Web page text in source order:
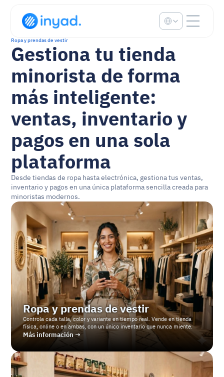
Select Language
Ropa y prendas de vestir
Gestiona tu tienda
minorista de forma
más inteligente:
ventas, inventario y
pagos en una sola
plataforma
Desde tiendas de ropa hasta electrónica, gestiona tus ventas,
inventario y pagos en una única plataforma sencilla creada para
minoristas modernos.
Ropa y prendas de vestir
Controla cada talla, color y variante en tiempo real. Vende en tienda
física, online o en ambas, con un único inventario que nunca miente.
Más información →